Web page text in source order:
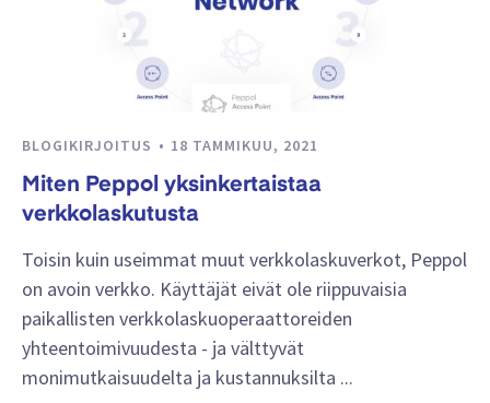
BLOGIKIRJOITUS 18 TAMMIKUU, 2021
Miten Peppol yksinkertaistaa
verkkolaskutusta
Toisin kuin useimmat muut verkkolaskuverkot, Peppol
on avoin verkko. Käyttäjät eivät ole riippuvaisia
paikallisten verkkolaskuoperaattoreiden
yhteentoimivuudesta - ja välttyvät
monimutkaisuudelta ja kustannuksilta ...